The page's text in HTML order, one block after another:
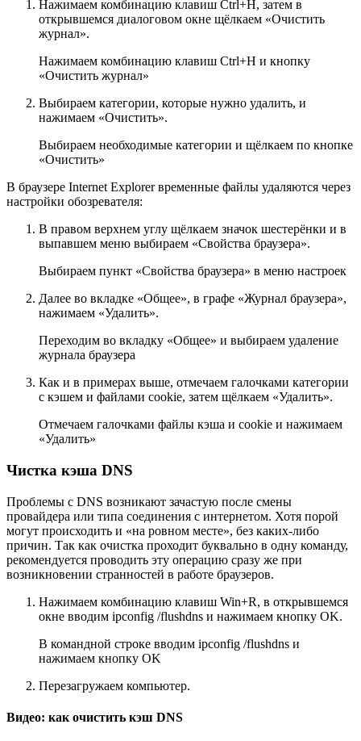
Нажимаем комбинацию клавиш Ctrl+H, затем в
открывшемся диалоговом окне щёлкаем «Очистить
журнал».
Нажимаем комбинацию клавиш Ctrl+H и кнопку
«Очистить журнал»
Выбираем категории, которые нужно удалить, и
нажимаем «Очистить».
Выбираем необходимые категории и щёлкаем по кнопке
«Очистить»
В браузере Internet Explorer временные файлы удаляются через
настройки обозревателя:
В правом верхнем углу щёлкаем значок шестерёнки и в
выпавшем меню выбираем «Свойства браузера».
Выбираем пункт «Свойства браузера» в меню настроек
Далее во вкладке «Общее», в графе «Журнал браузера»,
нажимаем «Удалить».
Переходим во вкладку «Общее» и выбираем удаление
журнала браузера
Как и в примерах выше, отмечаем галочками категории
с кэшем и файлами cookie, затем щёлкаем «Удалить».
Отмечаем галочками файлы кэша и cookie и нажимаем
«Удалить»
Чистка кэша DNS
Проблемы с DNS возникают зачастую после смены
провайдера или типа соединения с интернетом. Хотя порой
могут происходить и «на ровном месте», без каких-либо
причин. Так как очистка проходит буквально в одну команду,
рекомендуется проводить эту операцию сразу же при
возникновении странностей в работе браузеров.
Нажимаем комбинацию клавиш Win+R, в открывшемся
окне вводим ipconfig /flushdns и нажимаем кнопку OK.
В командной строке вводим ipconfig /flushdns и
нажимаем кнопку OK
Перезагружаем компьютер.
Видео: как очистить кэш DNS